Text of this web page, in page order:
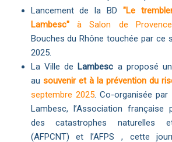
Lancement de la BD "Le
Lambesc"à Salon de Provence
Bouches du Rhône touchée par ce
2025.
La Ville de Lambesc a proposé
au souvenir et à la prévention du
septembre 2025. Co-organisée par
Lambesc, l’Association française
des catastrophes naturelles
(AFPCNT) et l’AFPS , cette